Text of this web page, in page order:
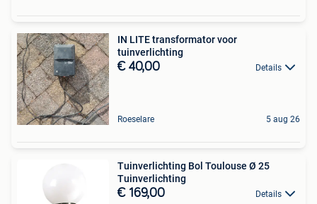
IN LITE transformator voor
tuinverlichting
€ 40,00 Details
Roeselare 5 aug 26
Tuinverlichting Bol Toulouse Ø 25
Tuinverlichting
€ 169,00 Details